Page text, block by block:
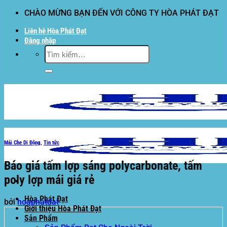
dung
CHÀO MỪNG BẠN ĐẾN VỚI CÔNG TY HÒA PHÁT ĐẠT
Liên hệ Hòa Phát Đạt
Đăng nhập
Tìm
kiếm:
Hòa Phát Đạt
Giới thiệu Hòa Phát Đạt
Sản Phẩm
Mái Che Di Động, Tin tức
Báo giá tấm lợp sáng polycarbonate, tấm
poly lợp mái giá rẻ
bởihoaphatdat